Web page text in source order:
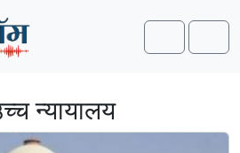
Search
न्यायालय